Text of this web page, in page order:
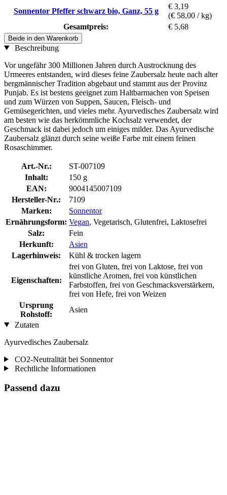
Sonnentor Pfeffer schwarz bio, Ganz, 55 g
€ 3,19
(€ 58,00 / kg)
Gesamtpreis:
€ 5,68
Beide in den Warenkorb
Beschreibung
Vor ungefähr 300 Millionen Jahren durch Austrocknung des
Urmeeres entstanden, wird dieses feine Zaubersalz heute nach alter
bergmännischer Tradition abgebaut und stammt aus der Provinz
Punjab. Es ist bestens geeignet zum Haltbarmachen von Speisen
und zum Würzen von Suppen, Saucen, Fleisch- und
Gemüsegerichten, und vieles mehr. Ayurvedisches Zaubersalz wird
am besten wie das herkömmliche Kochsalz verwendet, der
Geschmack ist dabei jedoch um einiges milder. Das Ayurvedische
Zaubersalz glänzt durch seine weiße Farbe mit einem feinen
Rosaschimmer.
Art.-Nr.:
ST-007109
Inhalt:
150 g
EAN:
9004145007109
Hersteller-Nr.:
7109
Marken:
Sonnentor
Ernährungsform: Vegan, Vegetarisch, Glutenfrei, Laktosefrei
Salz:
Fein
Herkunft:
Asien
Lagerhinweis:
Kühl & trocken lagern
Eigenschaften:
frei von Gluten, frei von Laktose, frei von
künstliche Aromen, frei von künstlichen
Farbstoffen, frei von Geschmacksverstärkern,
frei von Hefe, frei von Weizen
Ursprung
Rohstoff:
Asien
Zutaten
Ayurvedisches Zaubersalz
CO2-Neutralität bei Sonnentor
Rechtliche Informationen
Passend dazu